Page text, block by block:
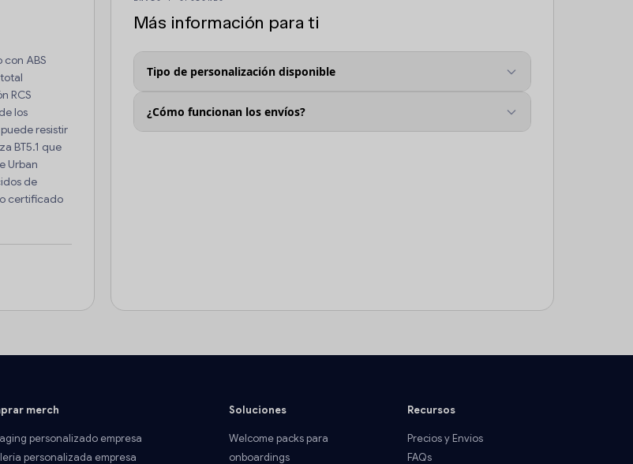
ABS
RCS
los
resistir
BT5.1 que
Urban
de
certificado
Más información para ti
Tipo de personalización disponible
¿Cómo funcionan los envíos?
merch
personalizado empresa
personalizada empresa
Soluciones
Welcome packs para
onboardings
Recursos
Precios y Envíos
FAQs